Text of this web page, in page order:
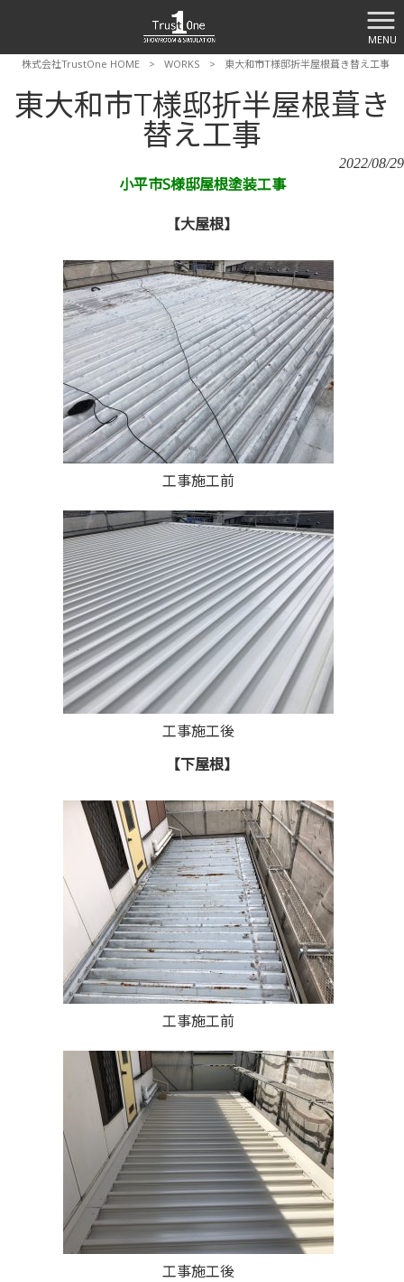
MENU
株式会社TrustOne HOME
> WORKS > 東大和市T様邸折半屋根葺き替え工事
東大和市T様邸折半屋根葺き
替え工事
2022/08/29
小平市S様邸屋根塗装工事
【大屋根】
工事施工前
工事施工後
【下屋根】
工事施工前
工事施工後